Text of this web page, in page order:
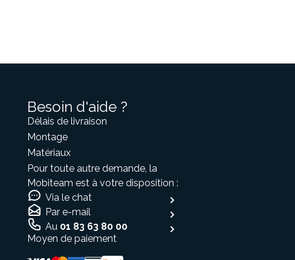
Besoin d'aide ?
Délais de livraison
Montage
Matériaux
Pour toute autre demande, la
Mobiteam est à votre disposition :
Via le chat
Par e-mail
Au 01 83 63 80 00
Moyen de paiement